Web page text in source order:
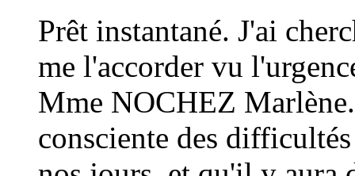
Prêt instantané. J'ai
me l'accorder vu
Mme NOCHEZ
consciente des